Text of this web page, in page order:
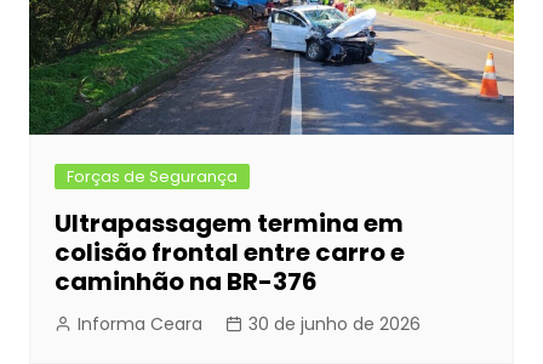
Forças de Segurança
Ultrapassagem termina em
colisão frontal entre carro e
caminhão na BR-376
Informa Ceara 30 de junho de 2026